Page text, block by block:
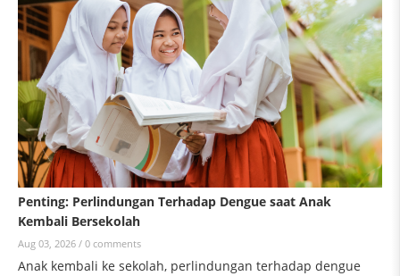
Penting: Perlindungan Terhadap Dengue saat Anak
Kembali Bersekolah
Aug 03, 2026 / 0 comments
Anak kembali ke sekolah, perlindungan terhadap dengue